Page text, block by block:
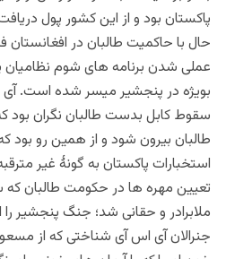
پاکستان بود و از این کشور پول
حال با حاکمیت طالبان در
عملی شدن برنامه های شوم نظامیان
بویژه در پنجشیر میسر شده است.
سقوط کابل بدست طالبان نگران بود
طالبان بیرون شود و از همین رو
استخبارات پاکستان به گونۀ غير
تعیین مهره ها در حکومت طالبان
ملابرادر و حقانی شد؛ جنگ پنجشیر
جنرالان آی اس آی شناختی که از مسعود